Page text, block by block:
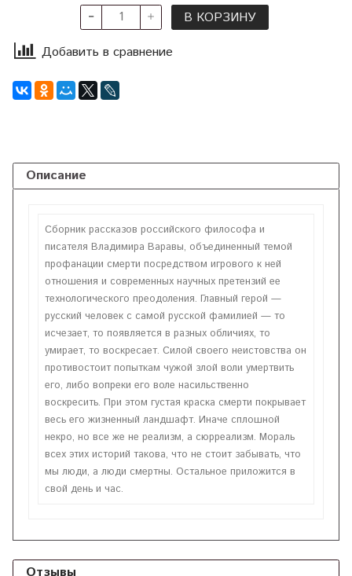
В КОРЗИНУ
Добавить в сравнение
Описание
Сборник рассказов российского философа и
писателя Владимира Варавы, объединенный темой
профанации смерти посредством игрового к ней
отношения и современных научных претензий ее
технологического преодоления. Главный герой —
русский человек с самой русской фамилией — то
исчезает, то появляется в разных обличиях, то
умирает, то воскресает. Силой своего неистовства он
противостоит попыткам чужой злой воли умертвить
его, либо вопреки его воле насильственно
воскресить. При этом густая краска смерти покрывает
весь его жизненный ландшафт. Иначе сплошной
некро, но все же не реализм, а сюрреализм. Мораль
всех этих историй такова, что не стоит забывать, что
мы люди, а люди смертны. Остальное приложится в
свой день и час.